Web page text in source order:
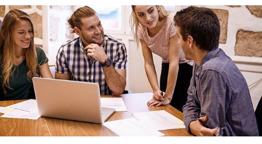
Volley
Hockey
Altri sport
Hockey
Pallanuoto
Pallamano